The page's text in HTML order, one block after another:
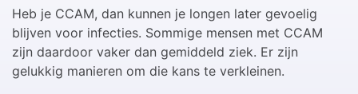
Heb je CCAM, dan kunnen je longen later gevoelig
blijven voor infecties. Sommige mensen met CCAM
zijn daardoor vaker dan gemiddeld ziek. Er zijn
gelukkig manieren om die kans te verkleinen.